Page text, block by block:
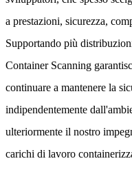
a prestazioni, sicurezza,
Supportando più
Container Scanning
continuare a mantenere la
indipendentemente
ulteriormente il nostro
carichi di lavoro